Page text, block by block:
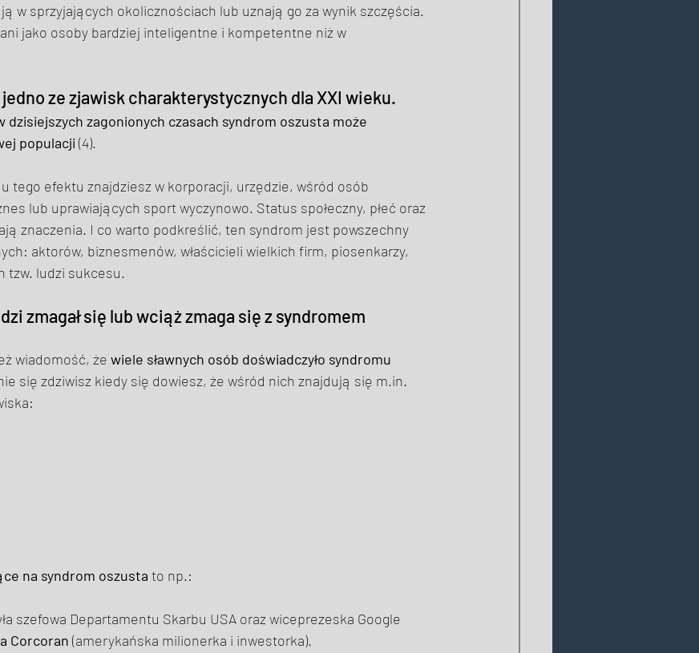
w sprzyjających okolicznościach lub uznają go za wynik szczęścia.
jako osoby bardziej inteligentne i kompetentne niż w
ze zjawisk charakterystycznych dla XXI wieku.
dzisiejszych zagonionych czasach syndrom oszusta może
populacji (4).
tego efektu znajdziesz w korporacji, urzędzie, wśród osób
lub uprawiających sport wyczynowo. Status społeczny, płeć oraz
znaczenia. I co warto podkreślić, ten syndrom jest powszechny
aktorów, biznesmenów, właścicieli wielkich firm, piosenkarzy,
tzw. ludzi sukcesu.
zmagał się lub wciąż zmaga się z syndromem
wiadomość, że wiele sławnych osób doświadczyło syndromu
się zdziwisz kiedy się dowiesz, że wśród nich znajdują się m.in.
na syndrom oszusta to np.:
szefowa Departamentu Skarbu USA oraz wiceprezeska Google
Corcoran (amerykańska milionerka i inwestorka).